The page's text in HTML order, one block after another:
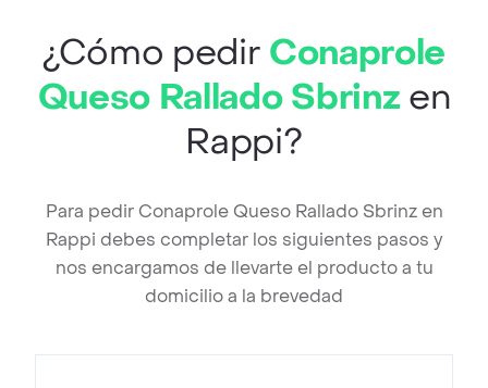
¿Cómo pedir Conaprole
Queso Rallado Sbrinz en
Rappi?
Para pedir Conaprole Queso Rallado Sbrinz en
Rappi debes completar los siguientes pasos y
nos encargamos de llevarte el producto a tu
domicilio a la brevedad